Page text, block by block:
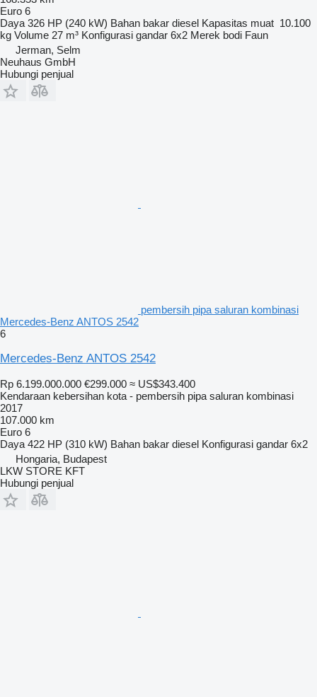
Euro 6
Daya 326 HP (240 kW) Bahan bakar diesel Kapasitas muat 10.100
kg Volume 27 m³ Konfigurasi gandar 6x2 Merek bodi Faun
Jerman, Selm
Neuhaus GmbH
Hubungi penjual
pembersih pipa saluran kombinasi
Mercedes-Benz ANTOS 2542
6
Mercedes-Benz ANTOS 2542
Rp 6.199.000.000 €299.000 ≈ US$343.400
Kendaraan kebersihan kota - pembersih pipa saluran kombinasi
2017
107.000 km
Euro 6
Daya 422 HP (310 kW) Bahan bakar diesel Konfigurasi gandar 6x2
Hongaria, Budapest
LKW STORE KFT
Hubungi penjual